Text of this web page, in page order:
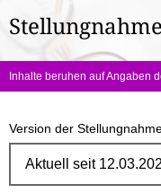
hier:
Inhalte beruhen auf Angaben
Version der